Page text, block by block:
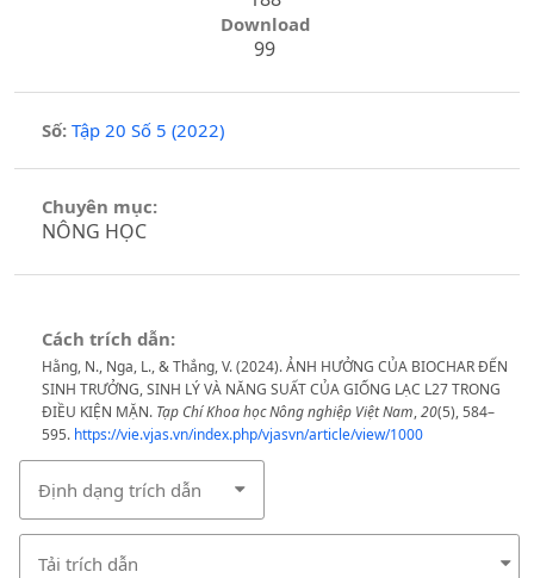
Download
99
Số: Tập 20 Số 5 (2022)
Chuyên mục:
NÔNG HỌC
Cách trích dẫn:
Hằng, N., Nga, L., & Thắng, V. (2024). ẢNH HƯỞNG CỦA BIOCHAR ĐẾN
SINH TRƯỞNG, SINH LÝ VÀ NĂNG SUẤT CỦA GIỐNG LẠC L27 TRONG
ĐIỀU KIỆN MẶN. Tạp Chí Khoa học Nông nghiệp Việt Nam,20(5), 584–
595. https://vie.vjas.vn/index.php/vjasvn/article/view/1000
Định dạng trích dẫn
Tải trích dẫn